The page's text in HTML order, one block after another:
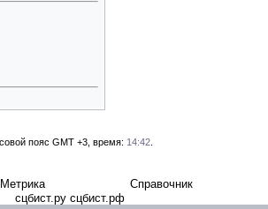
пояс GMT +3, время: 14:42.
Справочник
сцбист.ру сцбист.рф